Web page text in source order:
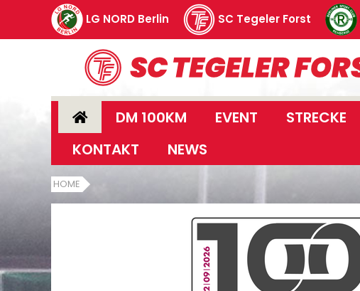
LG NORD Berlin SC Tegeler Forst
DM 100KM EVENT STRECKE
KONTAKT
NEWS
HOME